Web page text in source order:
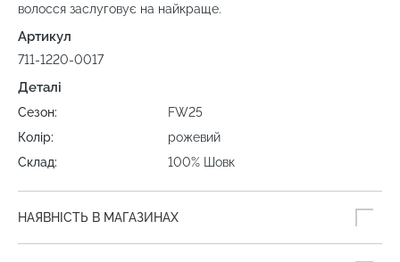
волосся заслуговує на найкраще.
Артикул
711-1220-0017
Деталі
Сезон:
FW25
Колір:
рожевий
Склад:
100% Шовк
НАЯВНІСТЬ В МАГАЗИНАХ